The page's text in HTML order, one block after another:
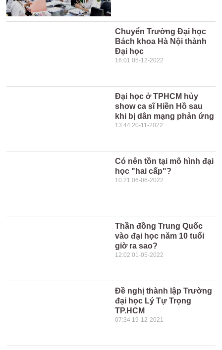
Chuyển Trường Đại học
Bách khoa Hà Nội thành
Đại học
16:01 05-12-2022
Đại học ở TPHCM hủy
show ca sĩ Hiền Hồ sau
khi bị dân mạng phản ứng
13:44 20-11-2022
Có nên tồn tại mô hình đại
học "hai cấp"?
10:21 06-06-2022
Thần đồng Trung Quốc
vào đại học năm 10 tuổi
giờ ra sao?
12:02 01-05-2022
Đề nghị thành lập Trường
đại học Lý Tự Trọng
TP.HCM
07:34 19-12-2021